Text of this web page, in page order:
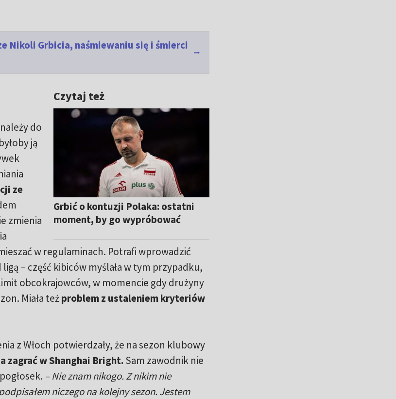
Nikoli Grbicia, naśmiewaniu się i śmierci
Czytaj też
Grbić o kontuzji Polaka: ostatni
moment, by go wypróbować
do
ją
ze
zmienia
w regulaminach. Potrafi wprowadzić
– część kibiców myślała w tym przypadku,
obcokrajowców, w momencie gdy drużyny
Miała teżproblem z ustaleniem kryteriów
z Włoch potwierdzały, że na sezon klubowy
zagrać w Shanghai Bright. Sam zawodnik nie
– Nie znam nikogo. Z nikim nie
niczego na kolejny sezon. Jestem